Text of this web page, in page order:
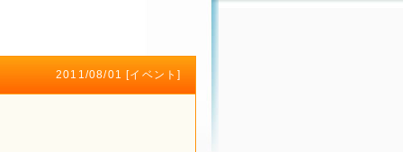
2011/08/01 [イベント]